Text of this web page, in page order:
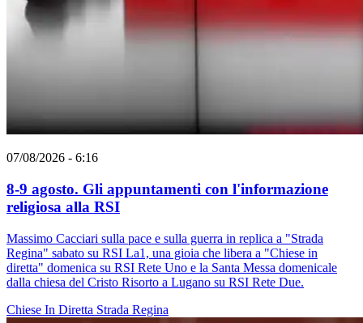
07/08/2026 - 6:16
8-9 agosto. Gli appuntamenti con l'informazione
religiosa alla RSI
Massimo Cacciari sulla pace e sulla guerra in replica a "Strada
Regina" sabato su RSI La1, una gioia che libera a "Chiese in
diretta" domenica su RSI Rete Uno e la Santa Messa domenicale
dalla chiesa del Cristo Risorto a Lugano su RSI Rete Due.
Chiese In Diretta Strada Regina